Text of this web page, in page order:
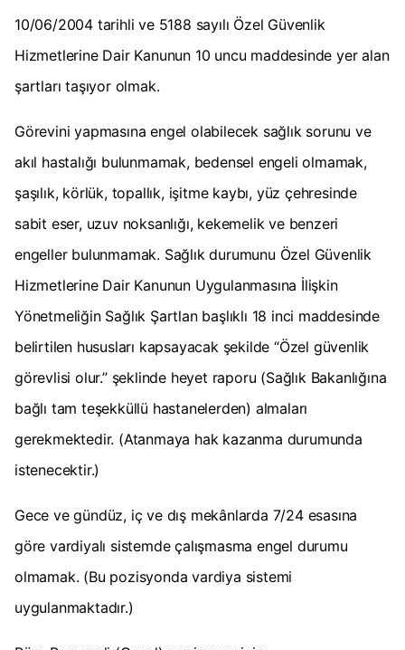
10/06/2004 tarihli ve 5188 sayılı Özel Güvenlik
Hizmetlerine Dair Kanunun 10 uncu maddesinde yer alan
şartları taşıyor olmak.
Görevini yapmasına engel olabilecek sağlık sorunu ve
akıl hastalığı bulunmamak, bedensel engeli olmamak,
şaşılık, körlük, topallık, işitme kaybı, yüz çehresinde
sabit eser, uzuv noksanlığı, kekemelik ve benzeri
engeller bulunmamak. Sağlık durumunu Özel Güvenlik
Hizmetlerine Dair Kanunun Uygulanmasına İlişkin
Yönetmeliğin Sağlık Şartlan başlıklı 18 inci maddesinde
belirtilen hususları kapsayacak şekilde “Özel güvenlik
görevlisi olur.” şeklinde heyet raporu (Sağlık Bakanlığına
bağlı tam teşekküllü hastanelerden) almaları
gerekmektedir. (Atanmaya hak kazanma durumunda
istenecektir.)
Gece ve gündüz, iç ve dış mekânlarda 7/24 esasına
göre vardiyalı sistemde çalışmasma engel durumu
olmamak. (Bu pozisyonda vardiya sistemi
uygulanmaktadır.)